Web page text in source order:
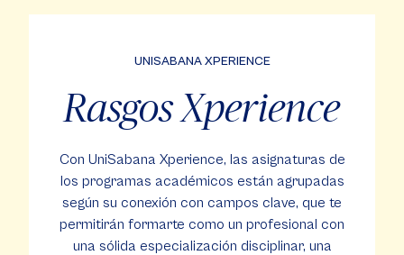
UNISABANA XPERIENCE
Rasgos Xperience
Con UniSabana Xperience, las asignaturas de
los programas académicos están agrupadas
según su conexión con campos clave, que te
permitirán formarte como un profesional con
una sólida especialización disciplinar, una